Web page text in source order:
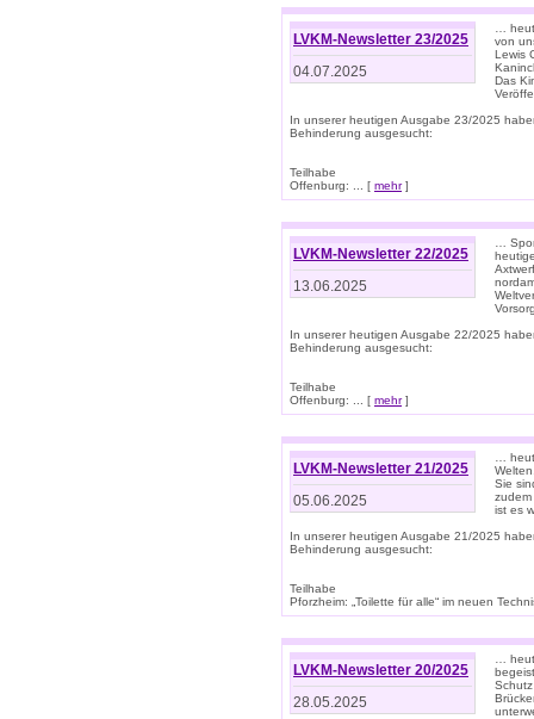
LVKM-Newsletter 23/2025
04.07.2025
…
von
Lewis
Das
In unserer heutigen Ausgabe 23/2025
Behinderung ausgesucht:
Teilhabe
Offenburg: ... [ mehr]
LVKM-Newsletter 22/2025
13.06.2025
…
In unserer heutigen Ausgabe 22/2025
Behinderung ausgesucht:
Teilhabe
Offenburg: ... [ mehr]
LVKM-Newsletter 21/2025
05.06.2025
…
Sie
ist es
In unserer heutigen Ausgabe 21/2025
Behinderung ausgesucht:
Teilhabe
Pforzheim: „Toilette für alle“ im neuen
LVKM-Newsletter 20/2025
28.05.2025
…